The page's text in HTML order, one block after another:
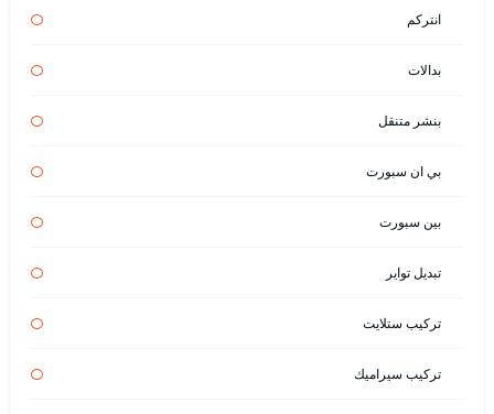
انتركم
بدالات
بنشر متنقل
بي ان سبورت
بين سبورت
تبديل تواير
تركيب ستلايت
تركيب سيراميك